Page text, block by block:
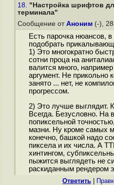
18. "Настройка шрифтов
терминала"
Сообщение от Аноним (-),
Есть парочка нюансов,
подобрать
1) Это многократно
сотни проца на
валится много,
аргумент. Не прикольно
занято ... нет, не
прогрессом.
2) Это лучше выглядит.
Всегда. Безусловно. На
попиксельной
мазни. Ну кроме самых
конечно, башкой надо
пиксела и их числа. А
хинтингом,
пыжится выглядеть не
раскиданным рендером
Ответить